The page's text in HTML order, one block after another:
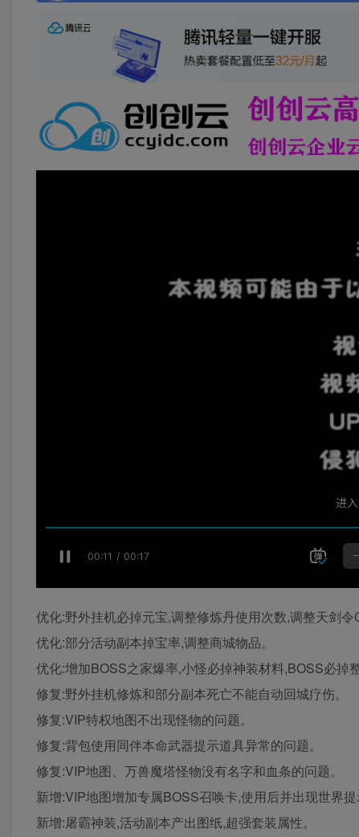
优化:野外挂机必掉元宝,调整修炼丹使用次数,调整天剑令
优化:部分活动副本掉宝率,调整商城物品。
优化:增加BOSS之家爆率,小怪必掉神装材料,BOSS必掉整
修复:野外挂机修炼和部分副本死亡不能自动回城疗伤。
修复:VIP特权地图不出现怪物的问题。
修复:背包使用同伴本命武器提示道具异常的问题。
修复:VIP地图、万兽魔塔怪物没有名字和血条的问题。
新增:VIP地图增加专属BOSS召唤卡,使用后并出现世界提
新增:屠霸神装,活动副本产出图纸,超强套装属性。